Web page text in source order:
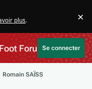
plus. ×
ForumSe connecter
Romain SAÏSS